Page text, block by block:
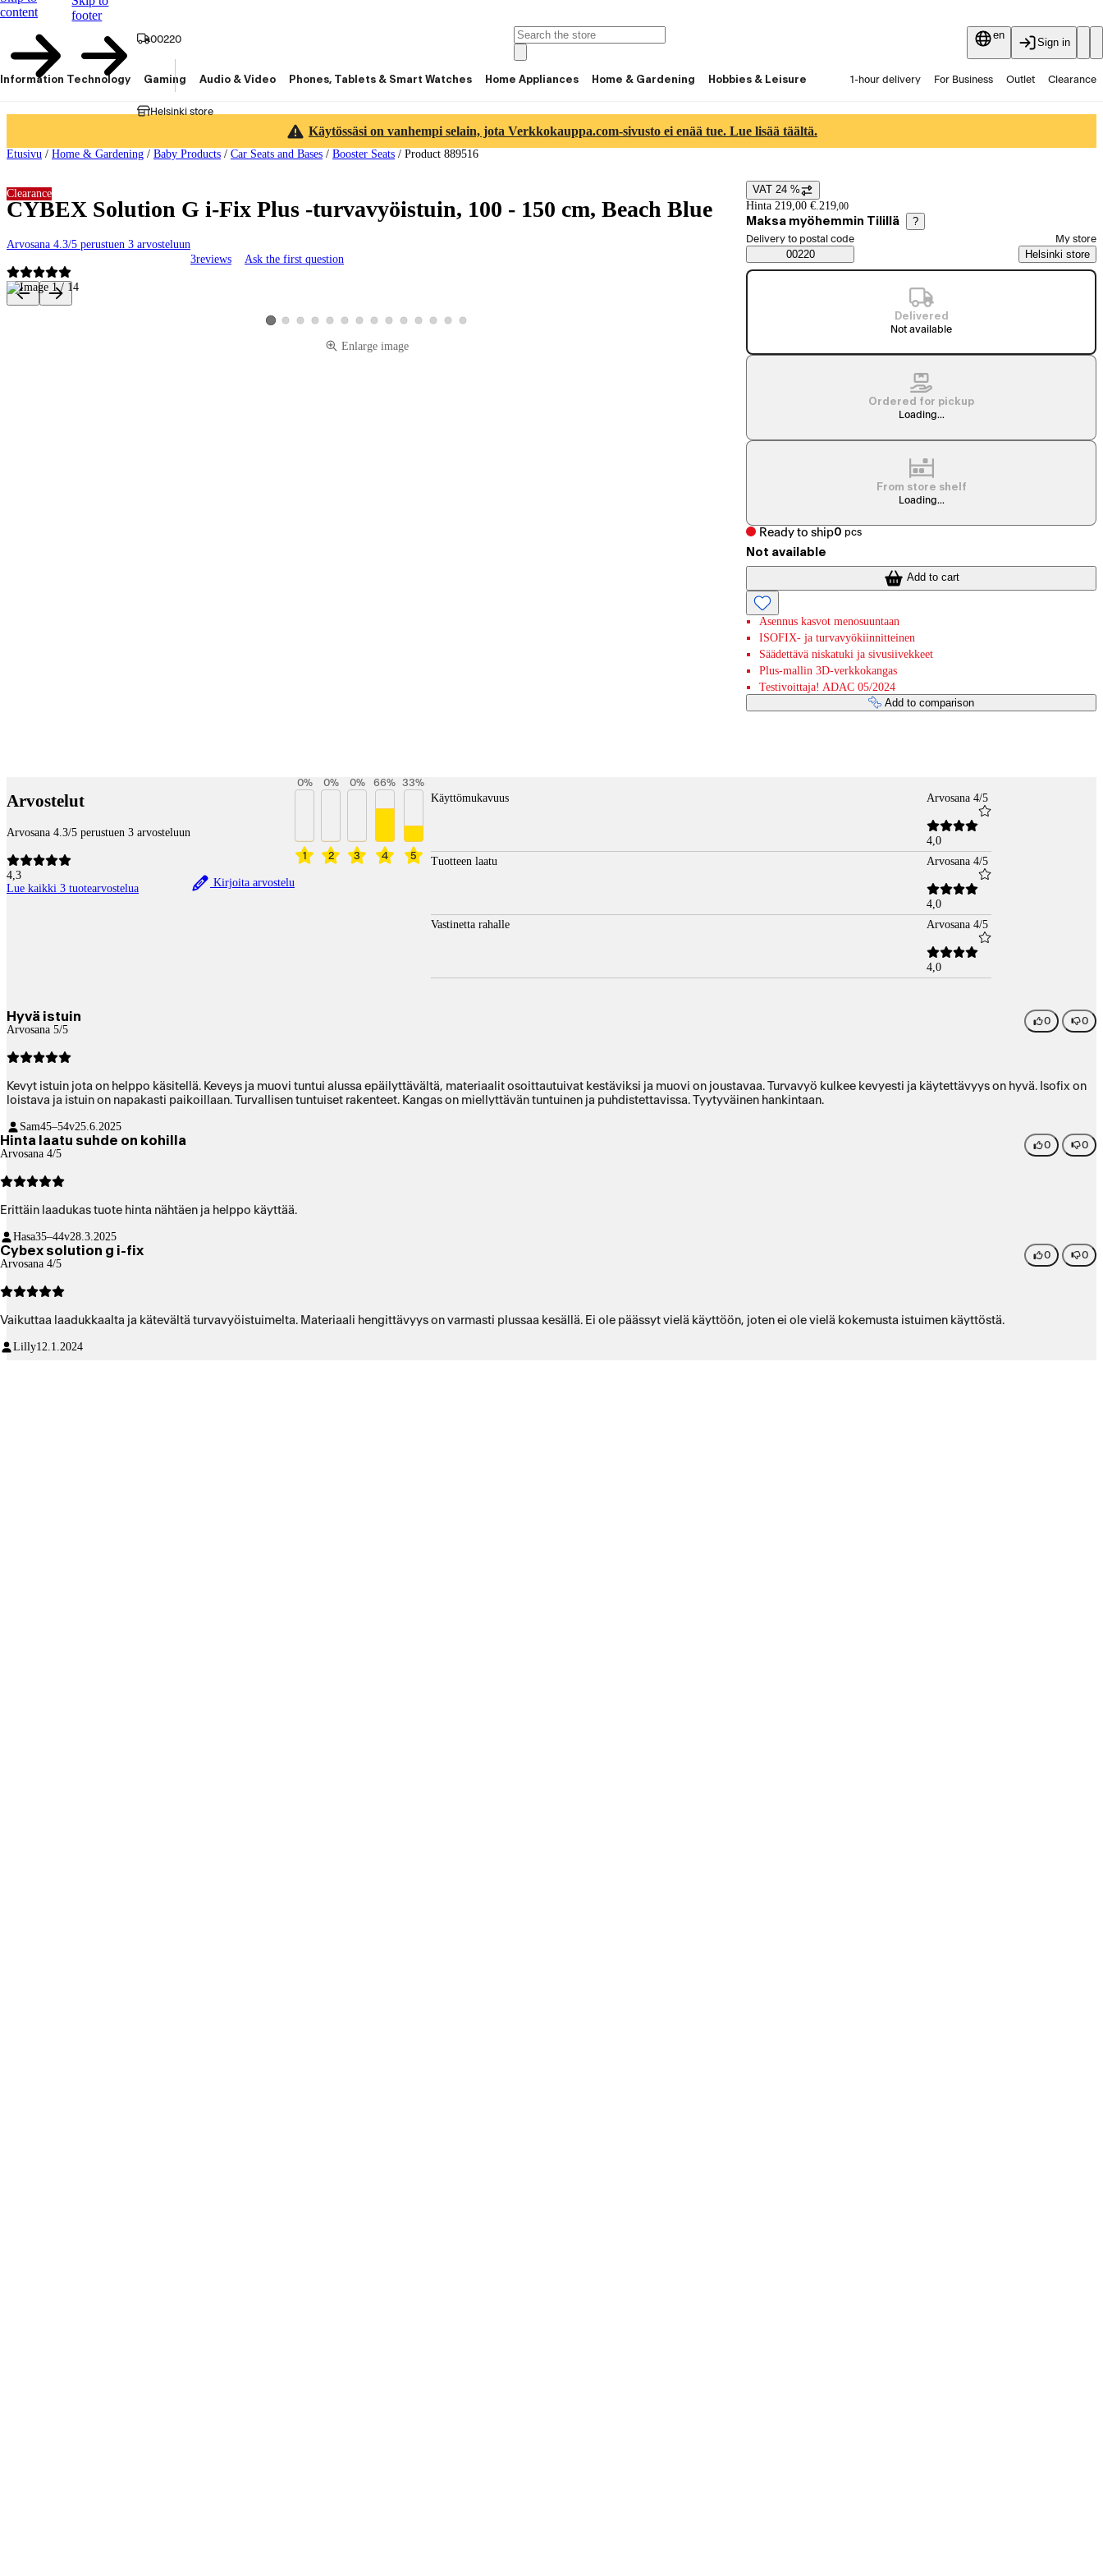
content
footer
00220
Helsinki store
en
Sign in
Information Technology Gaming Audio & Video Phones, Tablets & Smart Watches Home Appliances Home & Gardening Hobbies & Leisure 1-hour delivery For Business Outlet Clearance
Käytössäsi on vanhempi selain, jota Verkkokauppa.com-sivusto ei enää tue. Lue lisää täältä.
Etusivu / Home & Gardening / Baby Products / Car Seats and Bases / Booster Seats / Product 889516
CYBEX Solution G i-Fix Plus -turvavyöistuin, 100 - 150 cm, Beach Blue
Arvosana 4.3/5 perustuen 3 arvosteluun
3reviews Ask the first question
Clearance
Product images and videos
View product image 1
View product image 2
View product image 3
View product image 4
View product image 5
View product image 6
View product image 7
View product image 8
View product image 9
View product image 10
View product image 11
View product image 12
View product image 13
View product image 14
Enlarge image
Price details
VAT 24 %
Hinta 219,00 €. 219,00
Maksa myöhemmin Tilillä ?
Saatavuustiedot
Select order method
Delivery to postal code
00220
My store
Helsinki store
Delivered
Not available
Ordered for pickup
Loading...
From store shelf
Loading...
Ready to ship0 pcs
Not available
Add to cart
Asennus kasvot menosuuntaan
ISOFIX- ja turvavyökiinnitteinen
Säädettävä niskatuki ja sivusiivekkeet
Plus-mallin 3D-verkkokangas
Testivoittaja! ADAC 05/2024
Add to comparison
Arvostelut
Arvosana 4.3/5 perustuen 3 arvosteluun
4,3
Lue kaikki 3 tuotearvostelua
Kirjoita arvostelu
1
0%
2
0%
3
0%
4
66%
5
33%
Käyttömukavuus Arvosana 4/5
4,0
Tuotteen laatu
Arvosana 4/5
4,0
Vastinetta rahalle
Arvosana 4/5
4,0
Hyvä istuin
Arvosana 5/5
0 0
Kevyt istuin jota on helppo käsitellä. Keveys ja muovi tuntui alussa epäilyttävältä, materiaalit osoittautuivat kestäviksi ja muovi on joustavaa. Turvavyö kulkee kevyesti ja käytettävyys on hyvä. Isofix on
loistava ja istuin on napakasti paikoillaan. Turvallisen tuntuiset rakenteet. Kangas on miellyttävän tuntuinen ja puhdistettavissa. Tyytyväinen hankintaan.
Sam45–54v25.6.2025
Hinta laatu suhde on kohilla
Arvosana 4/5
0 0
Erittäin laadukas tuote hinta nähtäen ja helppo käyttää.
Hasa35–44v28.3.2025
Cybex solution g i-fix
Arvosana 4/5
0 0
Vaikuttaa laadukkaalta ja kätevältä turvavyöistuimelta. Materiaali hengittävyys on varmasti plussaa kesällä. Ei ole päässyt vielä käyttöön, joten ei ole vielä kokemusta istuimen käyttöstä.
Lilly12.1.2024